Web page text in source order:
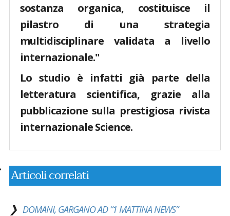
sostanza organica, costituisce il
pilastro di una strategia
multidisciplinare validata a livello
internazionale."
Lo studio è infatti già parte della
letteratura scientifica, grazie alla
pubblicazione sulla prestigiosa rivista
internazionale Science.
Articoli correlati
DOMANI, GARGANO AD “1 MATTINA NEWS”